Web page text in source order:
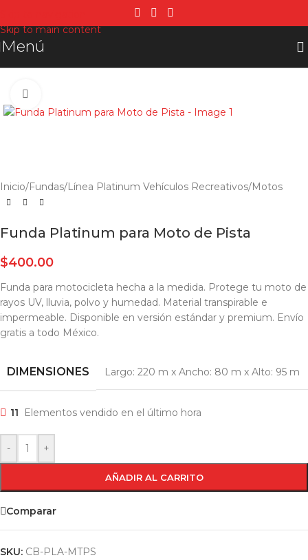
Skip to main content
Menú
Inicio/Fundas/Línea Platinum Vehículos Recreativos/Motos
Funda Platinum para Moto de Pista
$400.00
Funda para motocicleta hecha a la medida. Protege tu moto de
rayos UV, lluvia, polvo y humedad. Material transpirable e
impermeable. Disponible en versión estándar y premium. Envío
gratis a todo México.
DIMENSIONES Largo: 220 m x Ancho: 80 m x Alto: 95 m
11 Elementos vendido en el último hora
- +
AÑADIR AL CARRITO
Comparar
SKU: CB-PLA-MTPS